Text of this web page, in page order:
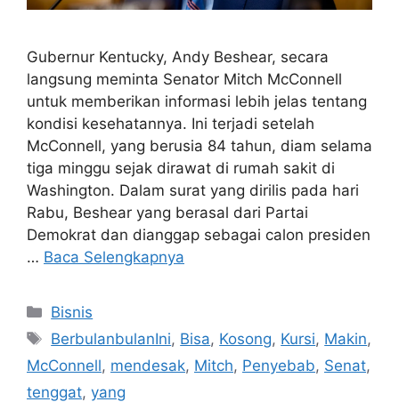
Gubernur Kentucky, Andy Beshear, secara
langsung meminta Senator Mitch McConnell
untuk memberikan informasi lebih jelas tentang
kondisi kesehatannya. Ini terjadi setelah
McConnell, yang berusia 84 tahun, diam selama
tiga minggu sejak dirawat di rumah sakit di
Washington. Dalam surat yang dirilis pada hari
Rabu, Beshear yang berasal dari Partai
Demokrat dan dianggap sebagai calon presiden
… Baca Selengkapnya
Kategori
Bisnis
Tag
BerbulanbulanIni, Bisa, Kosong, Kursi, Makin,
McConnell, mendesak, Mitch, Penyebab, Senat,
tenggat, yang